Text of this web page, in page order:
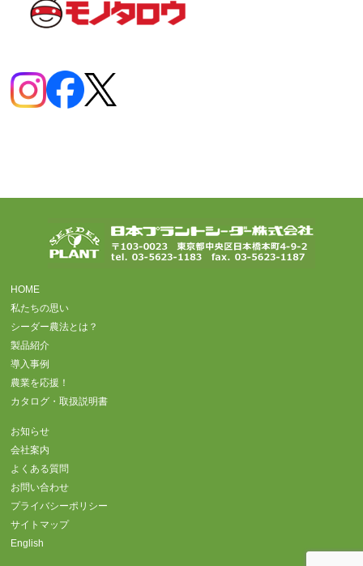
HOME
私たちの思い
シーダー農法とは？
製品紹介
導入事例
農業を応援！
カタログ・取扱説明書
お知らせ
会社案内
よくある質問
お問い合わせ
プライバシーポリシー
サイトマップ
English